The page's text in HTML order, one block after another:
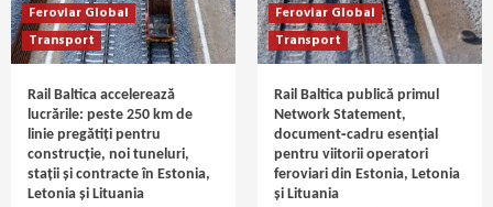
Feroviar Global
Transport
Rail Baltica accelerează
lucrările: peste 250 km de
linie pregătiți pentru
construcție, noi tuneluri,
stații și contracte în Estonia,
Letonia și Lituania
Feroviar Global
Transport
Rail Baltica publică primul
Network Statement,
document‑cadru esențial
pentru viitorii operatori
feroviari din Estonia, Letonia
și Lituania